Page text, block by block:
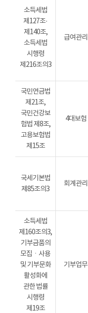
소득세법
제127조·
제140조,
소득세법
시행령
제216조의3
급여관리
국민연금법
제21조,
국민건강보
험법 제8조,
고용보험법
제15조
4대보험
국세기본법
제85조의3
회계관리
소득세법
제160조의3,
기부금품의
모집ㆍ사용
및 기부문화
활성화에
관한 법률
시행령
제19조
기부업무